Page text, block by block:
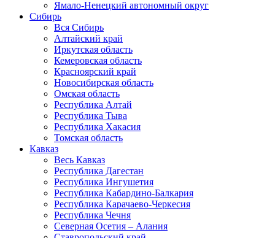
Ямало-Ненецкий автономный округ
Сибирь
Вся Сибирь
Алтайский край
Иркутская область
Кемеровская область
Красноярский край
Новосибирская область
Омская область
Республика Алтай
Республика Тыва
Республика Хакасия
Томская область
Кавказ
Весь Кавказ
Республика Дагестан
Республика Ингушетия
Республика Кабардино-Балкария
Республика Карачаево-Черкесия
Республика Чечня
Северная Осетия – Алания